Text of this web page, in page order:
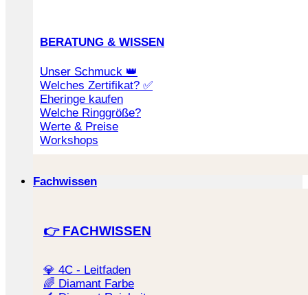
BERATUNG & WISSEN
Unser Schmuck 👑
Welches Zertifikat? ✅
Eheringe kaufen
Welche Ringgröße?
Werte & Preise
Workshops
Fachwissen
👉 FACHWISSEN
💎 4C - Leitfaden
🌈 ️Diamant Farbe